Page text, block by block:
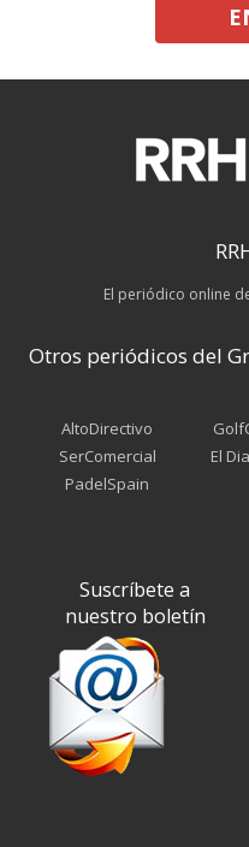
El periódico online
Otros periódicos del
AltoDirectivo
SerComercial
PadelSpain
El
Suscríbete a
nuestro boletín